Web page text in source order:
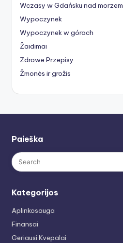
Wczasy w Gdańsku nad morzem
Wypoczynek
Wypoczynek w górach
Žaidimai
Zdrowe Przepisy
Žmonės ir grožis
Paieška
Kategorijos
Aplinkosauga
Finansai
Geriausi Kvepalai